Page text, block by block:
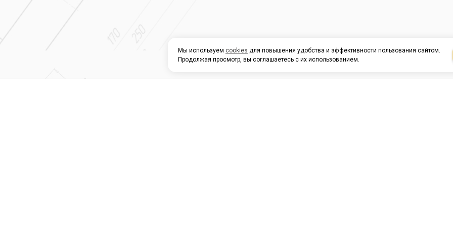
Мы используем cookies для повышения удобства и эффективности пользования сайтом.
Продолжая просмотр, вы соглашаетесь с их использованием.